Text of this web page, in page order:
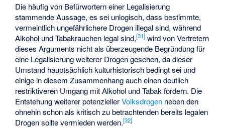
Die häufig von Befürwortern einer Legalisierung
stammende Aussage, es sei unlogisch, dass bestimmte,
vermeintlich ungefährlichere Drogen illegal sind, während
Alkohol und Tabakrauchen legal sind,[31] wird von Vertretern
dieses Arguments nicht als überzeugende Begründung für
eine Legalisierung weiterer Drogen gesehen, da dieser
Umstand hauptsächlich kulturhistorisch bedingt sei und
einige in diesem Zusammenhang auch einen deutlich
restriktiveren Umgang mit Alkohol und Tabak fordern. Die
Entstehung weiterer potenziellerVolksdrogen neben den
ohnehin schon als kritisch zu betrachtenden bereits legalen
Drogen sollte vermieden werden.[32]